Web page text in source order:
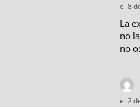
el 8
La
no
no
el 2